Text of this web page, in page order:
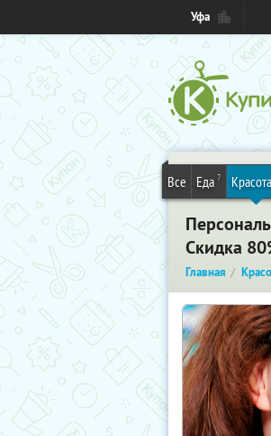
Уфа
Все Еда 7 Красота
Скидка
Главная